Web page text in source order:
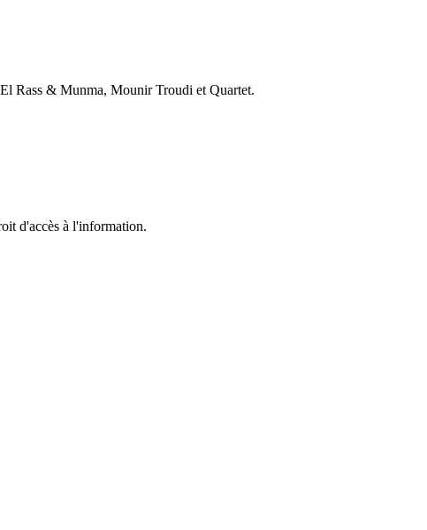
Rass & Munma, Mounir Troudi et Quartet.
d'accès à l'information.